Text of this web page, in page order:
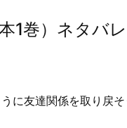
1巻）ネタバ
に友達関係を取り戻